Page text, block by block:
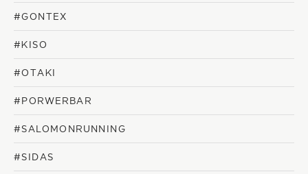
#GONTEX
#KISO
#OTAKI
#PORWERBAR
#SALOMONRUNNING
#SIDAS